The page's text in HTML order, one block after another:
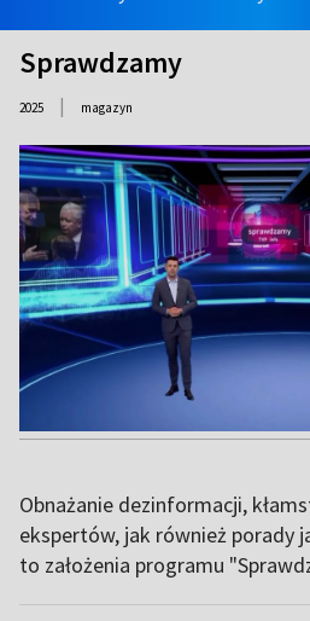
Sprawdzamy
2025 | magazyn
Obnażanie dezinformacji,
ekspertów, jak również porady
to założenia programu